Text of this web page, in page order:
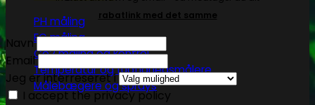
PH måling
EC måling
Co2 måling og kontrol
Temperatur og fugtighedsmålere
Målebægere og sprays
rabatlink med det samme
Navn
Email
Jeg er interreseret i
I accept the privacy policy